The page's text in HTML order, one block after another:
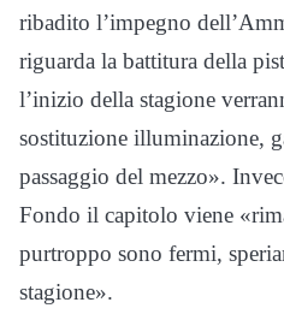
ribadito l’impegno
riguarda la battitura della
l’inizio della stagione
sostituzione illuminazione,
passaggio del mezzo».
Fondo il capitolo viene
purtroppo sono fermi,
stagione».